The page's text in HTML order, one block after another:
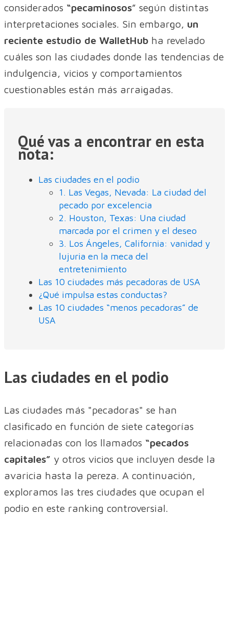
considerados “pecaminosos” según distintas
interpretaciones sociales. Sin embargo, un
reciente estudio de WalletHub ha revelado
cuáles son las ciudades donde las tendencias de
indulgencia, vicios y comportamientos
cuestionables están más arraigadas.
Qué vas a encontrar en esta
nota:
Las ciudades en el podio
1. Las Vegas, Nevada: La ciudad del
pecado por excelencia
2. Houston, Texas: Una ciudad
marcada por el crimen y el deseo
3. Los Ángeles, California: vanidad y
lujuria en la meca del
entretenimiento
Las 10 ciudades más pecadoras de USA
¿Qué impulsa estas conductas?
Las 10 ciudades “menos pecadoras” de
USA
Las ciudades en el podio
Las ciudades más "pecadoras" se han
clasificado en función de siete categorías
relacionadas con los llamados “pecados
capitales” y otros vicios que incluyen desde la
avaricia hasta la pereza. A continuación,
exploramos las tres ciudades que ocupan el
podio en este ranking controversial.